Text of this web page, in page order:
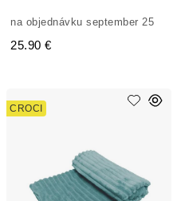
na objednávku september 25
25.90 €
CROCI